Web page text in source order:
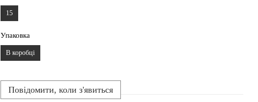
15
Упаковка
В коробці
Повідомити, коли з'явиться